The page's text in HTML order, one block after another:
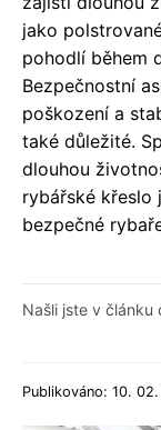
jako
pohodlí během
Bezpečnostní
poškození a
také důležité.
dlouhou
rybářské
bezpečné
Našli jste v článku
Publikováno: 10.